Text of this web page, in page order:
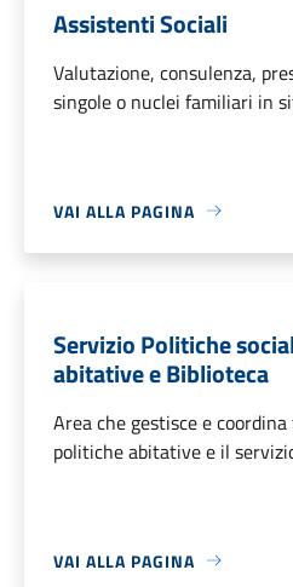
Assistenti Sociali
Valutazione, consulenza,
singole o nuclei familiari in
VAI ALLA PAGINA
Servizio Politiche
abitative e Biblioteca
Area che gestisce e
politiche abitative e il
VAI ALLA PAGINA